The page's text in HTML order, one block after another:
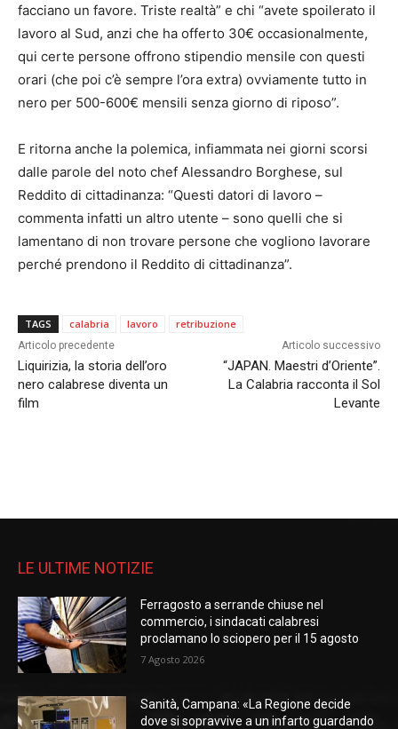
facciano un favore. Triste realtà” e chi “avete spoilerato il
lavoro al Sud, anzi che ha offerto 30€ occasionalmente,
qui certe persone offrono stipendio mensile con questi
orari (che poi c’è sempre l’ora extra) ovviamente tutto in
nero per 500-600€ mensili senza giorno di riposo”.
E ritorna anche la polemica, infiammata nei giorni scorsi
dalle parole del noto chef Alessandro Borghese, sul
Reddito di cittadinanza: “Questi datori di lavoro –
commenta infatti un altro utente – sono quelli che si
lamentano di non trovare persone che vogliono lavorare
perché prendono il Reddito di cittadinanza”.
TAGS calabria lavoro retribuzione
Articolo precedente
Liquirizia, la storia dell’oro
nero calabrese diventa un
film
Articolo successivo
“JAPAN. Maestri d’Oriente”.
La Calabria racconta il Sol
Levante
LE ULTIME NOTIZIE
Ferragosto a serrande chiuse nel
commercio, i sindacati calabresi
proclamano lo sciopero per il 15 agosto
7 Agosto 2026
Sanità, Campana: «La Regione decide
dove si sopravvive a un infarto guardando